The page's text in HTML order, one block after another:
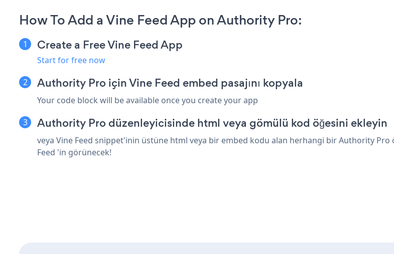
How To Add a Vine Feed App on Authority Pro:
Create a Free Vine Feed App
Start for free now
Authority Pro için Vine Feed embed pasajını kopyala
Your code block will be available once you create your app
Authority Pro düzenleyicisinde html veya gömülü kod öğesini ekleyin
veya Vine Feed snippet'inin üstüne html veya bir embed kodu alan herhangi bir Authority Pro
Feed 'in görünecek!